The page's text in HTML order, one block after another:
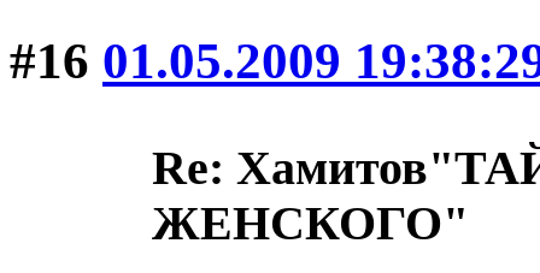
#16 01.05.2009
Re:
ЖЕНСКОГО"